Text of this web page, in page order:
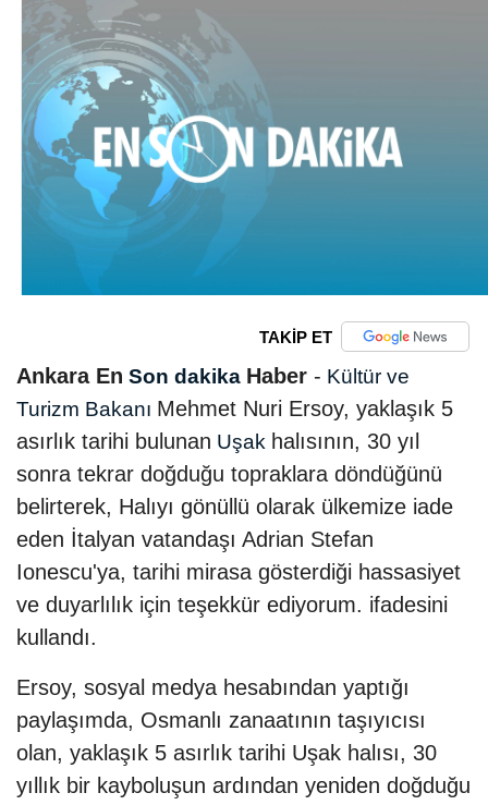
TAKİP ET
Ankara En Son dakika Haber - Kültür ve
Turizm Bakanı Mehmet Nuri Ersoy, yaklaşık 5
asırlık tarihi bulunan Uşak halısının, 30 yıl
sonra tekrar doğduğu topraklara döndüğünü
belirterek, Halıyı gönüllü olarak ülkemize iade
eden İtalyan vatandaşı Adrian Stefan
Ionescu'ya, tarihi mirasa gösterdiği hassasiyet
ve duyarlılık için teşekkür ediyorum. ifadesini
kullandı.
Ersoy, sosyal medya hesabından yaptığı
paylaşımda, Osmanlı zanaatının taşıyıcısı
olan, yaklaşık 5 asırlık tarihi Uşak halısı, 30
yıllık bir kayboluşun ardından yeniden doğduğu